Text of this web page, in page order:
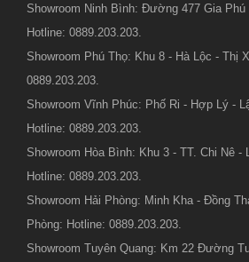
Showroom Ninh Bình: Đường 477 Gia
Hotline: 0889.203.203.
Showroom Phú Thọ: Khu 8 - Hà Lộc - Thị
0889.203.203.
Showroom Vĩnh Phúc: Phố Ri - Hợp Lý -
Hotline: 0889.203.203.
Showroom Hòa Bình: Khu 3 - TT. Chi Nê -
Hotline: 0889.203.203.
Showroom Hải Phòng: Minh Kha - Đồng
Phòng: Hotline: 0889.203.203.
Showroom Tuyên Quang: Km 22 Đường